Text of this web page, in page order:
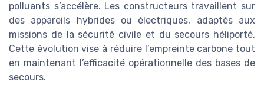
polluants s’accélère. Les constructeurs travaillent sur
des appareils hybrides ou électriques, adaptés aux
missions de la sécurité civile et du secours héliporté.
Cette évolution vise à réduire l’empreinte carbone tout
en maintenant l’efficacité opérationnelle des bases de
secours.